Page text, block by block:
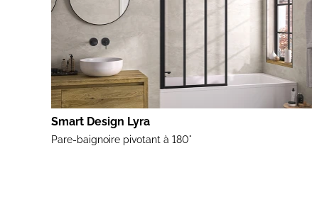
Smart Design Lyra
Pare-baignoire pivotant à 180°